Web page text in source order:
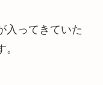
入ってきていた